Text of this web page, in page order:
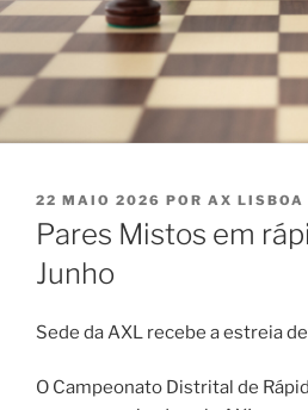
PUBLICADO
EM
22 MAIO 2026 POR AX LISBOA
Pares Mistos em
Junho
Sede da AXL recebe a estreia
O Campeonato Distrital de